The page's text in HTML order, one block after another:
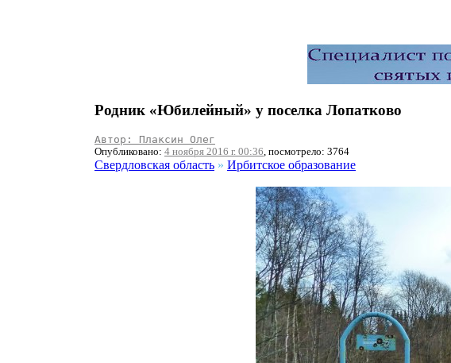
Родник «Юбилейный» у поселка Лопатково
Автор: Плаксин Олег
Опубликовано: 4 ноября 2016 г. 00:36, посмотрело: 3764
Свердловская область » Ирбитское образование